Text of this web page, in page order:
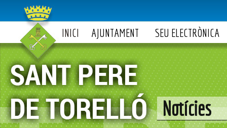
INICI AJUNTAMENT SEU ELECTRÒNICA
Notícies